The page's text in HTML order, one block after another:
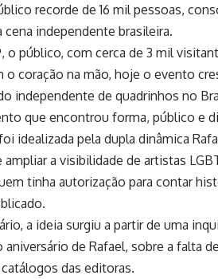
recorde de 16 mil pessoas,
cena independente brasileira.
o público, com cerca de 3 mil
o coração na mão, hoje o evento
independente de quadrinhos no
que encontrou forma, público e
idealizada pela dupla dinâmica
a visibilidade de artistas
tinha autorização para contar
a ideia surgiu a partir de uma
aniversário de Rafael, sobre a falta
das editoras.